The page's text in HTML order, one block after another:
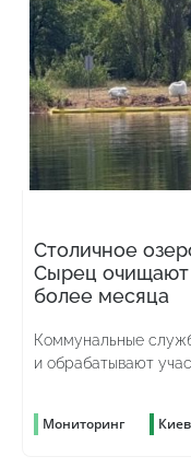
Столичное
Сырец очищают
более месяца
Коммунальные
и обрабатывают
Мониторинг Киев